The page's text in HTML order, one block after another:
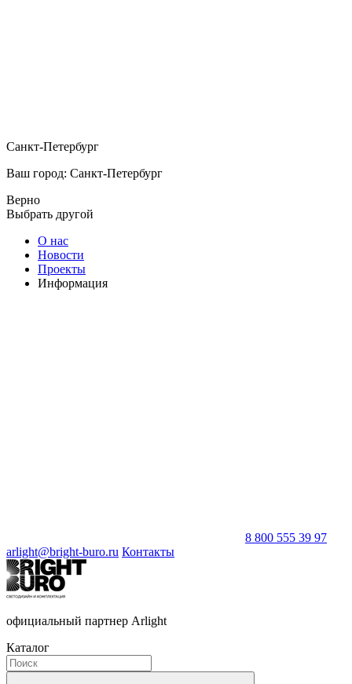
Санкт-Петербург
Ваш город: Санкт-Петербург
Верно
Выбрать другой
О нас
Новости
Проекты
Информация
8 800 555 39 97
arlight@bright-buro.ru Контакты
официальный партнер Arlight
Каталог